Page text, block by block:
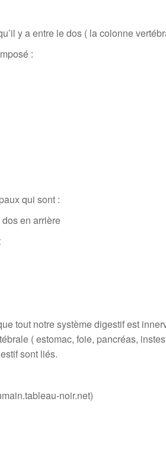
y a entre le dos ( la colonne
:
qui sont :
en arrière
tout notre système digestif est
( estomac, foie, pancréas,
sont liés.
noir.net)